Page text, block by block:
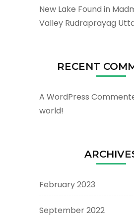
New Lake Found in
Valley Rudraprayag
RECENT
A WordPress
world!
February 2023
September 2022